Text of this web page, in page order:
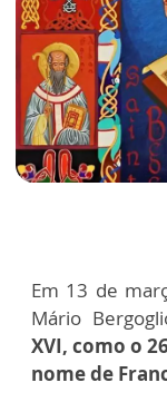
Em 13 de
Mário
XVI, como o
nome de